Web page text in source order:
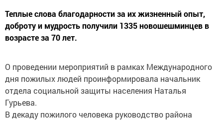
Теплые слова благодарности за их жизненный опыт,
доброту и мудрость получили 1335 новошешминцев в
возрасте за 70 лет.
О проведении мероприятий в рамках Международного
дня пожилых людей проинформировала начальник
отдела социальной защиты населения Наталья
Гурьева.
В декаду пожилого человека руководство района